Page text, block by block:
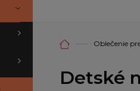
Oblečenie
Detské